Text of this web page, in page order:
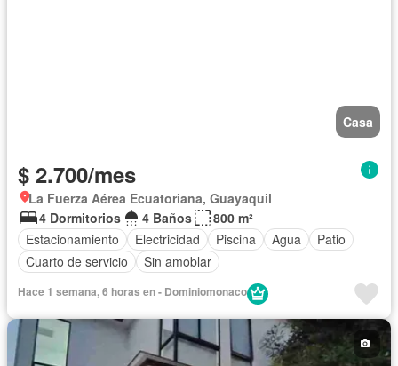
Casa
$ 2.700/mes
La Fuerza Aérea Ecuatoriana, Guayaquil
4 Dormitorios
4 Baños
800 m²
Estacionamiento
Electricidad Piscina Agua
Patio
Cuarto de servicio
Sin amoblar
Hace 1 semana, 6 horas en - Dominiomonaco